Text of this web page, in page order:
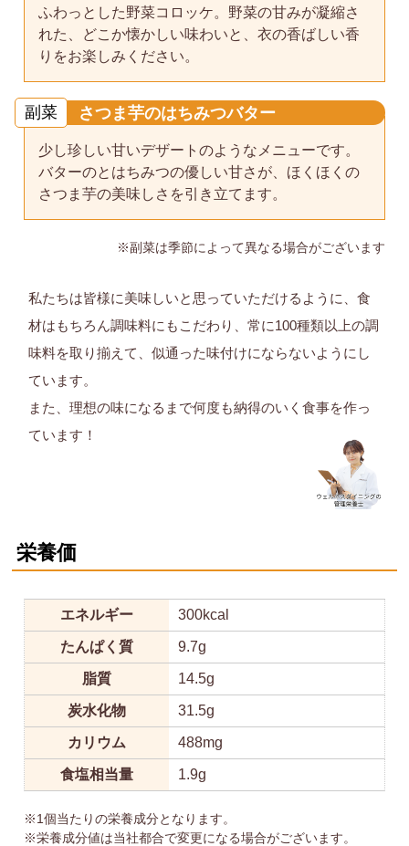
ふわっとした野菜コロッケ。野菜の甘みが凝縮さ
れた、どこか懐かしい味わいと、衣の香ばしい香
りをお楽しみください。
副菜 さつま芋のはちみつバター
少し珍しい甘いデザートのようなメニューです。
バターのとはちみつの優しい甘さが、ほくほくの
さつま芋の美味しさを引き立てます。
※副菜は季節によって異なる場合がございます
私たちは皆様に美味しいと思っていただけるように、食
材はもちろん調味料にもこだわり、常に100種類以上の調
味料を取り揃えて、似通った味付けにならないようにし
ています。
また、理想の味になるまで何度も納得のいく食事を作っ
ています！
栄養価
エネルギー 300kcal
たんぱく質 9.7g
脂質 14.5g
炭水化物 31.5g
カリウム 488mg
食塩相当量 1.9g
※1個当たりの栄養成分となります。
※栄養成分値は当社都合で変更になる場合がございます。